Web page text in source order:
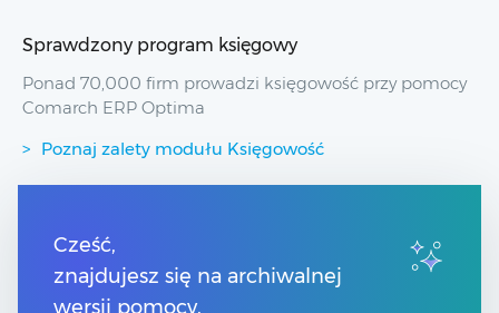
Sprawdzony program księgowy
Ponad 70,000 firm prowadzi księgowość przy pomocy
Comarch ERP Optima
Poznaj zalety modułu Księgowość
Przydatne linki
Spis treści
Pomoc Comarch Betterfly
Cześć,
znajdujesz się na archiwalnej
wersji pomocy.